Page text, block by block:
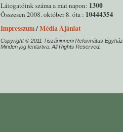
Látogatóink száma a mai napon: 1300
Összesen 2008. október 8. óta : 10444354
Impresszum/Média Ajánlat
Copyright © 2011 Tiszáninneni Református
Minden jog fentartva. All Rights Reserved.